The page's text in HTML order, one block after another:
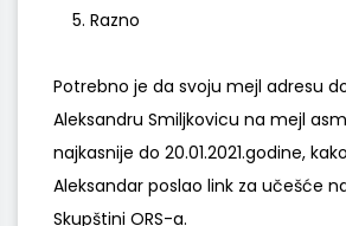
5. Razno
Potrebno je da svoju mejl adresu
Aleksandru Smiljkovicu na mejl
najkasnije do 20.01.2021.godine,
Aleksandar poslao link za učešće
Skupštini ORS-a.